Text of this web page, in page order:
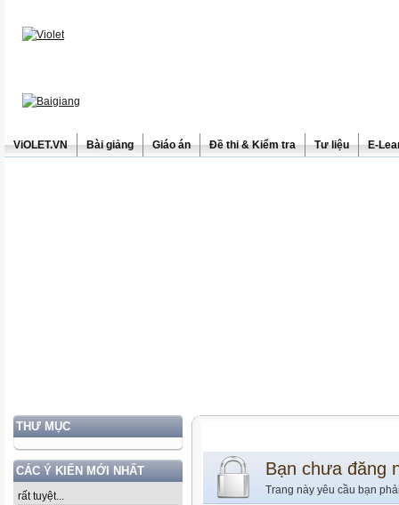
ViOLET.VN Bài giảng Giáo án Đề thi & Kiểm tra Tư liệu E-
THƯ MỤC
CÁC Ý KIẾN MỚI NHẤT
rất tuyệt...
Bạn chưa đăng
Trang này yêu cầu bạn